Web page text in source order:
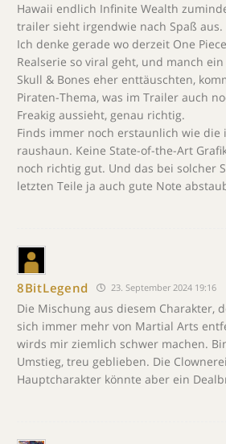
Hawaii endlich Infinite Wealth
trailer sieht irgendwie nach Spaß aus.
Ich denke gerade wo derzeit One
Realserie so viral geht, und manch
Skull & Bones eher enttäuschten,
Piraten-Thema, was im Trailer auch
Freakig aussieht, genau richtig.
Finds immer noch erstaunlich wie die
raushaun. Keine State-of-the-Art
noch richtig gut. Und das bei solcher
letzten Teile ja auch gute Note
8BitLegend 23. September 2024 19:16
Die Mischung aus diesem Charakter,
sich immer mehr von Martial Arts
wirds mir ziemlich schwer machen.
Umstieg, treu geblieben. Die
Hauptcharakter könnte aber ein